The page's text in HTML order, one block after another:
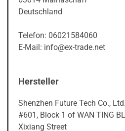
Deutschland
Telefon: 06021584060
E-Mail: info@ex-trade.net
Hersteller
Shenzhen Future Tech Co., Ltd.
#601, Block 1 of WAN TING
Xixiang Street